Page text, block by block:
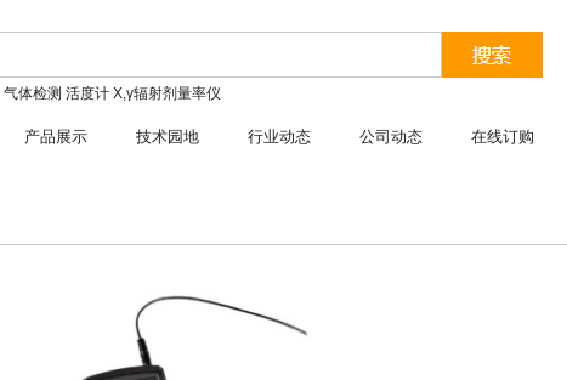
气体检测 活度计 X,γ辐射剂量率仪
产品展示 技术园地 行业动态 公司动态 在线订购